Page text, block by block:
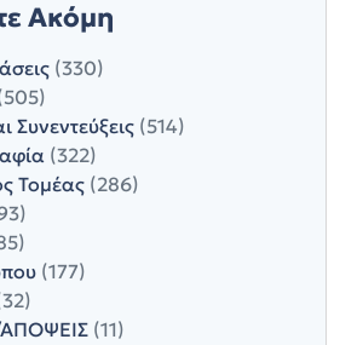
Ακόμη
(330)
Συνεντεύξεις (514)
(322)
Τομέας (286)
(177)
(11)